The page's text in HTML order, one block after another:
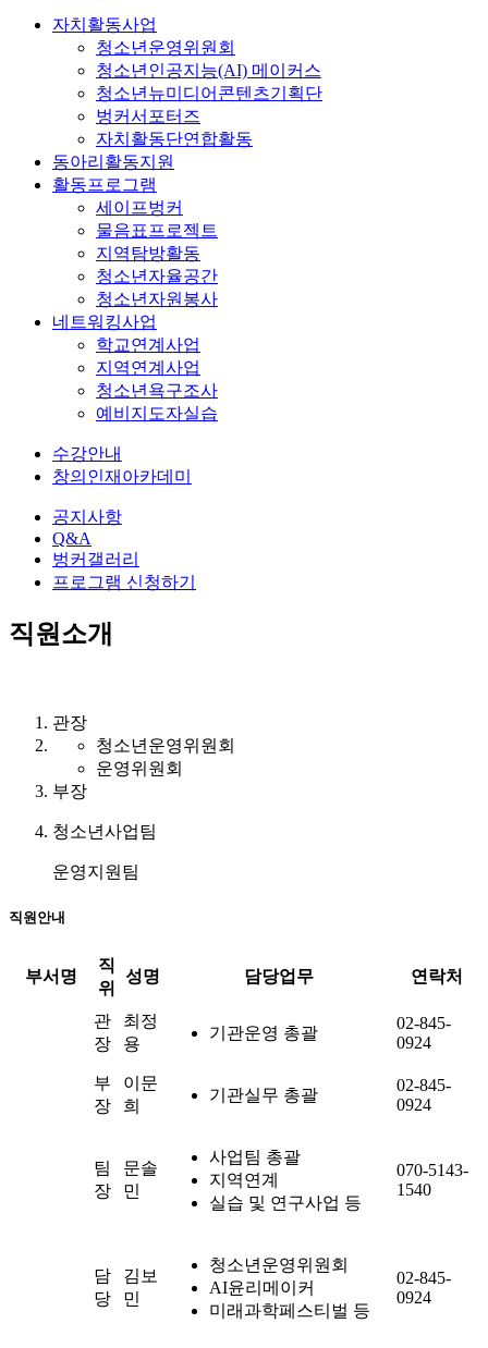
자치활동사업
청소년운영위원회
청소년인공지능(AI) 메이커스
청소년뉴미디어콘텐츠기획단
벙커서포터즈
자치활동단연합활동
동아리활동지원
활동프로그램
세이프벙커
물음표프로젝트
지역탐방활동
청소년자율공간
청소년자원봉사
네트워킹사업
학교연계사업
지역연계사업
청소년욕구조사
예비지도자실습
수강안내
창의인재아카데미
공지사항
Q&A
벙커갤러리
프로그램 신청하기
직원소개
관장
청소년운영위원회
운영위원회
부장
청소년사업팀
운영지원팀
직원안내
부서명
직
위
성명 담당업무 연락처
관
장
최정
용
기관운영 총괄
02-845-
0924
부
장
이문
희
기관실무 총괄
02-845-
0924
팀
장
문솔
민
사업팀 총괄
지역연계
실습 및 연구사업 등
070-5143-
1540
담
당
김보
민
청소년운영위원회
AI윤리메이커
미래과학페스티벌 등
02-845-
0924